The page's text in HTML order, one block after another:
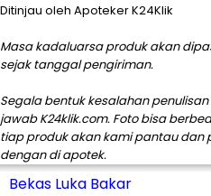
Ditinjau oleh Apoteker K24Klik
Masa kadaluarsa produk akan
sejak tanggal pengiriman.
Segala bentuk kesalahan
jawab K24klik.com. Foto bisa
tiap produk akan kami pantau dan
dengan di apotek.
Bekas Luka Bakar